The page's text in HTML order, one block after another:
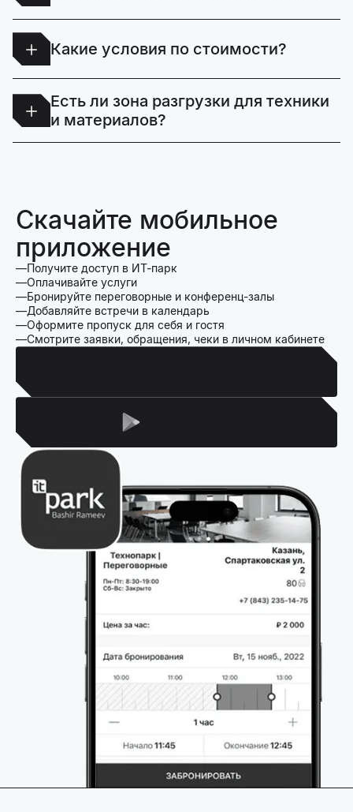
помощью мобильного приложения ИТ-парка.
Какие условия по стоимости?
вашего технического задания.
Есть ли зона разгрузки для техники
и материалов?
Скачайте мобильное
приложение
Получите доступ в ИТ-парк
Оплачивайте услуги
Бронируйте переговорные и конференц-залы
Добавляйте встречи в календарь
Оформите пропуск для себя и гостя
Смотрите заявки, обращения, чеки в личном кабинете